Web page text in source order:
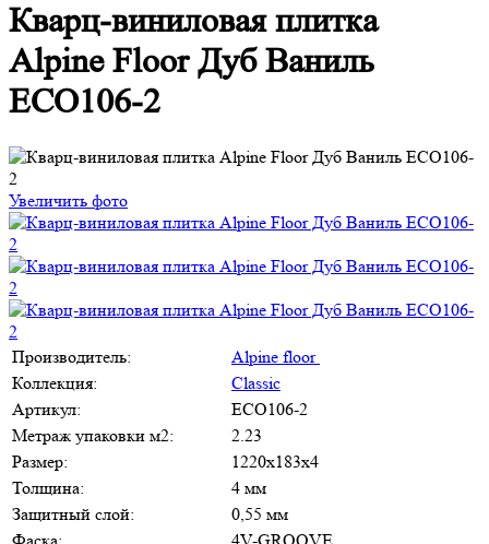
Кварц-виниловая плитка
Alpine Floor Дуб Ваниль
ЕСО106-2
Увеличить фото
Производитель:
Alpine floor
Коллекция:
Classic
Артикул:
ЕСО106-2
Метраж упаковки м2:
2.23
Размер:
1220х183х4
Толщина:
4 мм
Защитный слой:
0,55 мм